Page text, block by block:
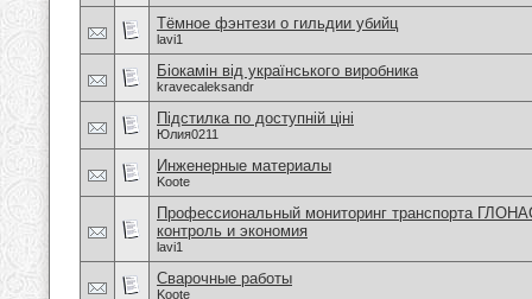
Тёмное фэнтези о гильдии убийц
lavi1
Біокамін від українського виробника
kravecaleksandr
Підстилка по доступній ціні
Юлия0211
Инженерные материалы
Koote
Профессиональный мониторинг транспорта
контроль и экономия
lavi1
Сварочные работы
Koote